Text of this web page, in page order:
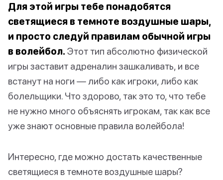
Для этой игры тебе понадобятся
светящиеся в темноте воздушные шары,
и просто следуй правилам обычной игры
в волейбол. Этот тип абсолютно физической
игры заставит адреналин зашкаливать, и все
встанут на ноги — либо как игроки, либо как
болельщики. Что здорово, так это то, что тебе
не нужно много объяснять игрокам, так как все
уже знают основные правила волейбола!
Интересно, где можно достать качественные
светящиеся в темноте воздушные шары?